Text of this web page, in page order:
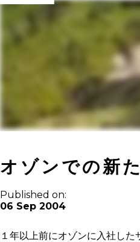
オゾンでの新
Published on:
06 Sep 2004
１年以上前にオゾンに入社し